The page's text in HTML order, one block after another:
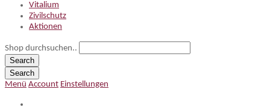
Vitalium
Zivilschutz
Aktionen
Shop durchsuchen..
Search
Search
Menü Account Einstellungen